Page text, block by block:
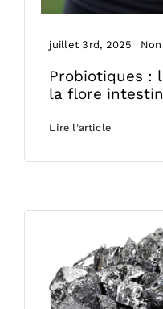
juillet 3rd, 2025
Probiotiques :
la flore
Lire l'article